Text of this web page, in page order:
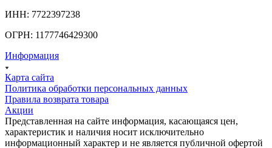
ИНН: 7722397238
ОГРН: 1177746429300
Информация
Карта сайта
Политика обработки персональных данных
Правила возврата товара
Акции
Представленная на сайте информация, касающаяся цен,
характеристик и наличия носит исключительно
информационный характер и не является публичной офертой